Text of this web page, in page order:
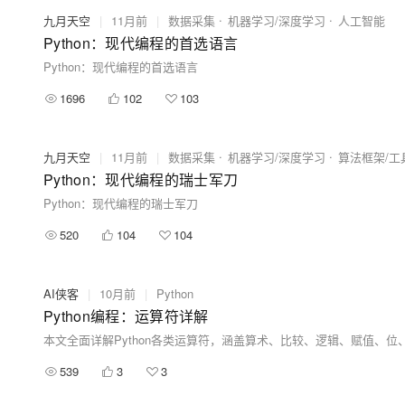
九月天空 | 11月前 | 数据采集 机器学习/深度学习 人工智能
Python：现代编程的首选语言
Python：现代编程的首选语言
1696
102 103
九月天空 | 11月前 | 数据采集 机器学习/深度学习 算法框架/工
Python：现代编程的瑞士军刀
Python：现代编程的瑞士军刀
520
104 104
AI侠客 | 10月前 | Python
Python编程：运算符详解
539 3 3